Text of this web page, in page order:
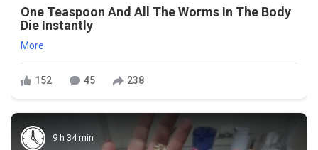
One Teaspoon And All The Worms In The Body
Die Instantly
More
152 45 238
9 h 34 min